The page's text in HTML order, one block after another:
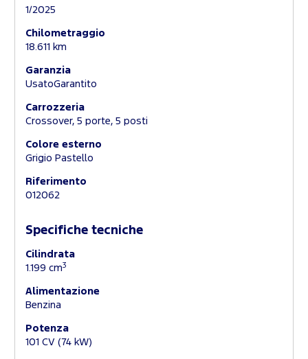
1/2025
Chilometraggio
18.611 km
Garanzia
UsatoGarantito
Carrozzeria
Crossover, 5 porte, 5 posti
Colore esterno
Grigio Pastello
Riferimento
012062
Specifiche tecniche
Cilindrata
1.199 cm3
Alimentazione
Benzina
Potenza
101 CV (74 kW)